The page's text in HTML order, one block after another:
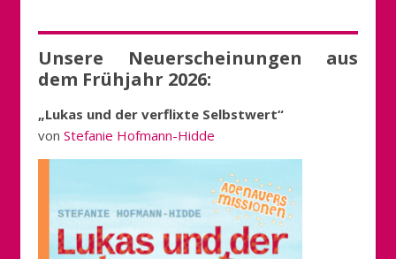
Unsere Neuerscheinungen aus
dem Frühjahr 2026:
„Lukas und der verflixte Selbstwert“
von Stefanie Hofmann-Hidde